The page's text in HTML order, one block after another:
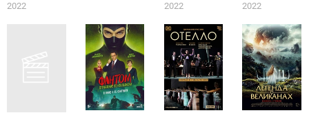
2022 2022 2022